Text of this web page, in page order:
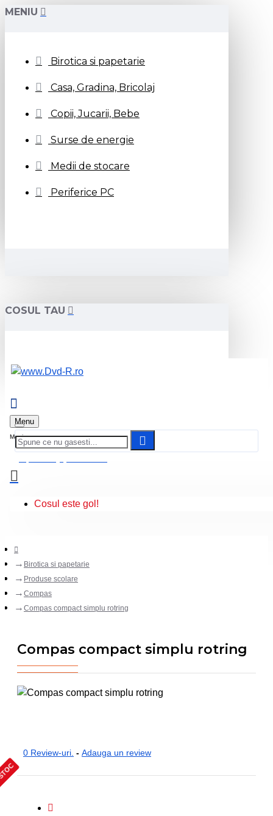
MENIU
Birotica si papetarie
Casa, Gradina, Bricolaj
Copii, Jucarii, Bebe
Surse de energie
Medii de stocare
Periferice PC
COSUL TAU
Menu
Cosul este gol!
Birotica si papetarie
Produse scolare
Compas
Compas compact simplu rotring
Compas compact simplu rotring
0 Review-uri. - Adauga un review